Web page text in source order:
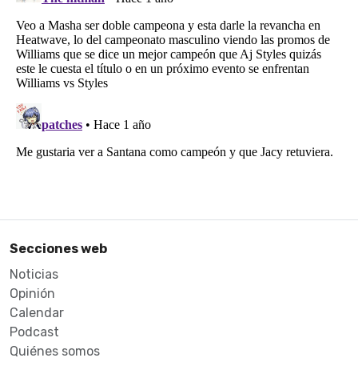
Secciones web
Noticias
Opinión
Calendar
Podcast
Quiénes somos